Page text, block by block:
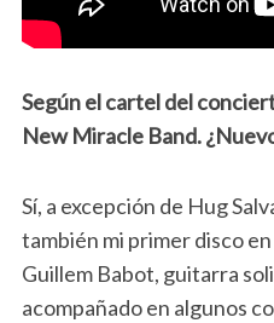
Según el cartel del
New Miracle Band.
Sí, a excepción de Hug
también mi primer disco
Guillem Babot, guitarra
acompañado en algunos